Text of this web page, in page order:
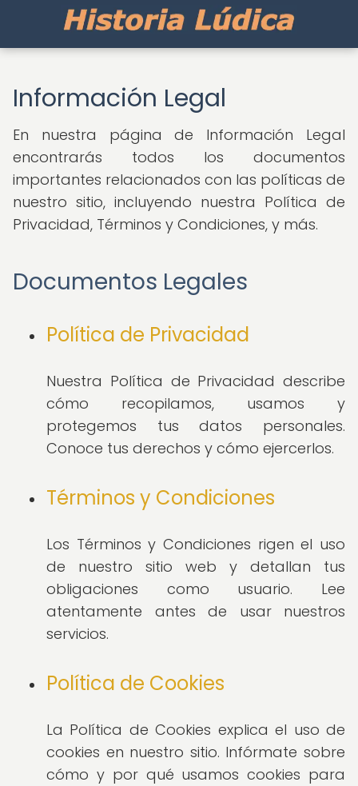
Información Legal
En nuestra página de Información Legal
encontrarás todos los documentos
importantes relacionados con las políticas de
nuestro sitio, incluyendo nuestra Política de
Privacidad, Términos y Condiciones, y más.
Documentos Legales
Política de Privacidad
Nuestra Política de Privacidad describe
cómo recopilamos, usamos y
protegemos tus datos personales.
Conoce tus derechos y cómo ejercerlos.
Términos y Condiciones
Los Términos y Condiciones rigen el uso
de nuestro sitio web y detallan tus
obligaciones como usuario. Lee
atentamente antes de usar nuestros
servicios.
Política de Cookies
La Política de Cookies explica el uso de
cookies en nuestro sitio. Infórmate sobre
cómo y por qué usamos cookies para